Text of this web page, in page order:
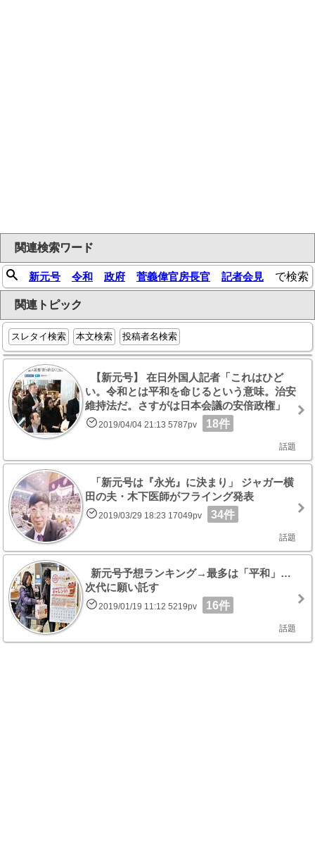
関連検索ワード
新元号 令和 政府 菅義偉官房長官 記者会見 で検索
関連トピック
スレタイ検索 本文検索 投稿者名検索
【新元号】 在日外国人記者「これはひど
い。令和とは平和を命じるという意味。治安
維持法だ。さすがは日本会議の安倍政権」
2019/04/04 21:13 5787pv 18件
話題
「新元号は『永光』に決まり」 ジャガー横
田の夫・木下医師がフライング発表
2019/03/29 18:23 17049pv 34件
話題
新元号予想ランキング→最多は「平和」…
次代に願い託す
2019/01/19 11:12 5219pv 16件
話題